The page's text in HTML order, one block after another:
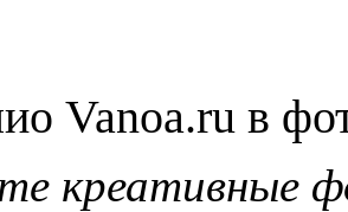
Vanoa.ru в
креативные